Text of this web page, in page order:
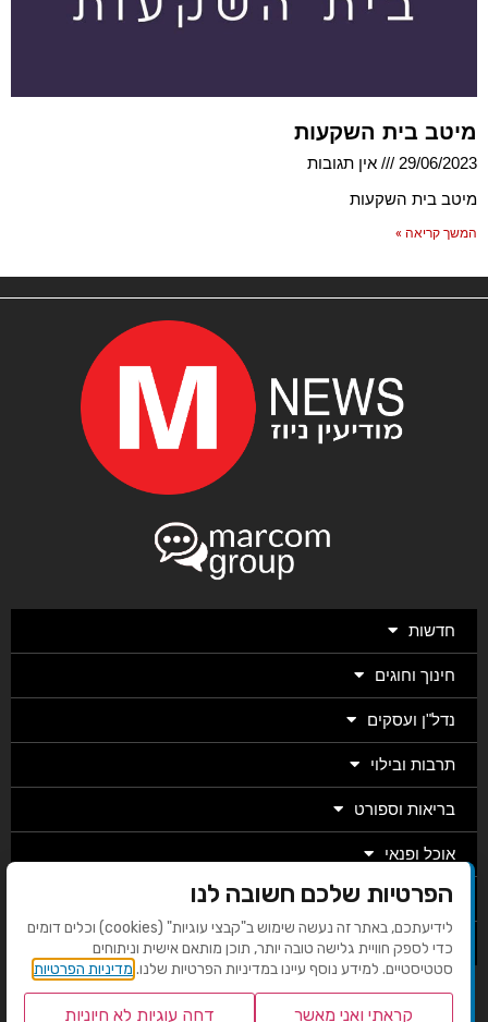
מיטב בית השקעות
29/06/2023
אין תגובות
מיטב בית השקעות
המשך קריאה »
חדשות
חינוך וחוגים
נדל"ן ועסקים
תרבות ובילוי
בריאות וספורט
אוכל ופנאי
מגזין
מערכת
בניית אתרים EMG
הפרטיות שלכם חשובה לנו
לידיעתכם, באתר זה נעשה שימוש ב"קבצי עוגיות" (cookies) וכלים דומים
כדי לספק חוויית גלישה טובה יותר, תוכן מותאם אישית וניתוחים
סטטיסטיים. למידע נוסף עיינו במדיניות הפרטיות שלנו. מדיניות הפרטיות
קראתי ואני מאשר דחה עוגיות לא חיוניות